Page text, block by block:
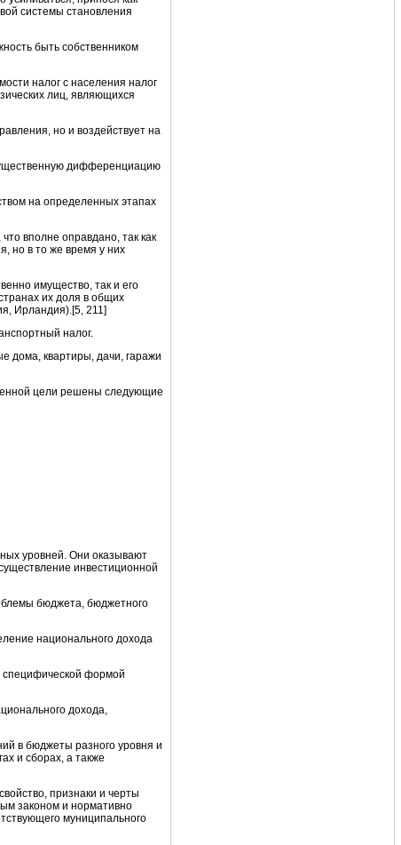
системы становления
быть собственником
налог с населения налог
лиц, являющихся
но и воздействует на
дифференциацию
на определенных этапах
вполне оправдано, так как
но в то же время у них
имущество, так и его
их доля в общих
Ирландия).[5, 211]
налог.
дома, квартиры, дачи, гаражи
цели решены следующие
уровней. Они оказывают
инвестиционной
бюджета, бюджетного
национального дохода
специфической формой
дохода,
в бюджеты разного уровня и
и сборах, а также
признаки и черты
законом и нормативно
муниципального